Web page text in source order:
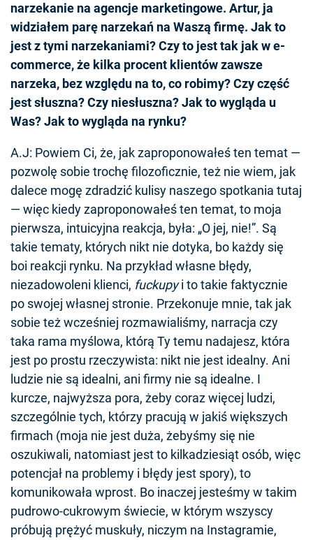
narzekanie na agencje marketingowe. Artur, ja
widziałem parę narzekań na Waszą firmę. Jak to
jest z tymi narzekaniami? Czy to jest tak jak w e-
commerce, że kilka procent klientów zawsze
narzeka, bez względu na to, co robimy? Czy część
jest słuszna? Czy niesłuszna? Jak to wygląda u
Was? Jak to wygląda na rynku?
A.J: Powiem Ci, że, jak zaproponowałeś ten temat —
pozwolę sobie trochę filozoficznie, też nie wiem, jak
dalece mogę zdradzić kulisy naszego spotkania tutaj
— więc kiedy zaproponowałeś ten temat, to moja
pierwsza, intuicyjna reakcja, była: „O jej, nie!”. Są
takie tematy, których nikt nie dotyka, bo każdy się
boi reakcji rynku. Na przykład własne błędy,
niezadowoleni klienci, fuckupyi to takie faktycznie
po swojej własnej stronie. Przekonuje mnie, tak jak
sobie też wcześniej rozmawialiśmy, narracja czy
taka rama myślowa, którą Ty temu nadajesz, która
jest po prostu rzeczywista: nikt nie jest idealny. Ani
ludzie nie są idealni, ani firmy nie są idealne. I
kurcze, najwyższa pora, żeby coraz więcej ludzi,
szczególnie tych, którzy pracują w jakiś większych
firmach (moja nie jest duża, żebyśmy się nie
oszukiwali, natomiast jest to kilkadziesiąt osób, więc
potencjał na problemy i błędy jest spory), to
komunikowała wprost. Bo inaczej jesteśmy w takim
pudrowo-cukrowym świecie, w którym wszyscy
próbują prężyć muskuły, niczym na Instagramie,